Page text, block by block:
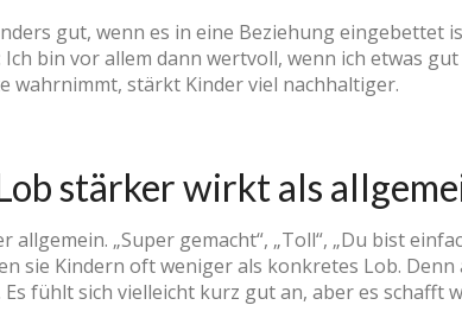
gut, wenn es in eine Beziehung eingebettet
bin vor allem dann wertvoll, wenn ich etwas
wahrnimmt, stärkt Kinder viel nachhaltiger.
stärker wirkt als
allgemein. „Super gemacht“, „Toll“, „Du bist
sie Kindern oft weniger als konkretes Lob. Denn
fühlt sich vielleicht kurz gut an, aber es schafft